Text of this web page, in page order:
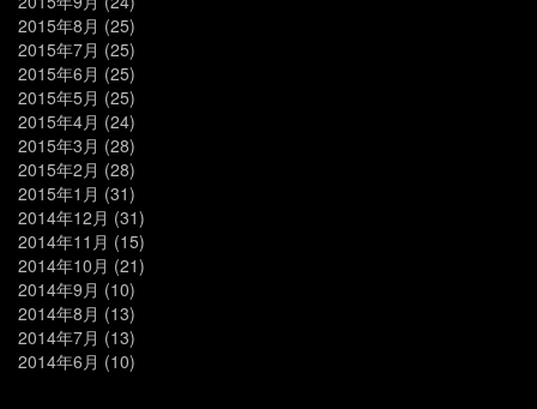
2015年8月 (25)
2015年7月 (25)
2015年6月 (25)
2015年5月 (25)
2015年4月 (24)
2015年3月 (28)
2015年2月 (28)
2015年1月 (31)
2014年12月 (31)
2014年11月 (15)
2014年10月 (21)
2014年9月 (10)
2014年8月 (13)
2014年7月 (13)
2014年6月 (10)